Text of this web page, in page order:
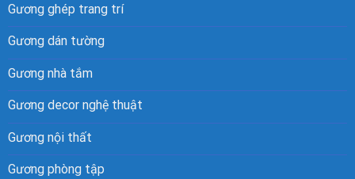
Gương ghép trang trí
Gương dán tường
Gương nhà tắm
Gương decor nghệ thuật
Gương nội thất
Gương phòng tập